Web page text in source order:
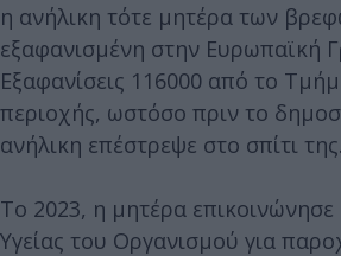
η ανήλικη τότε μητέρα των
εξαφανισμένη στην Ευρωπαϊκή
Εξαφανίσεις 116000 από το
περιοχής, ωστόσο πριν το
ανήλικη επέστρεψε στο σπίτι της.
Το 2023, η μητέρα
Υγείας του Οργανισμού για